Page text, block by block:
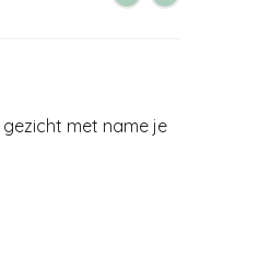
met name je